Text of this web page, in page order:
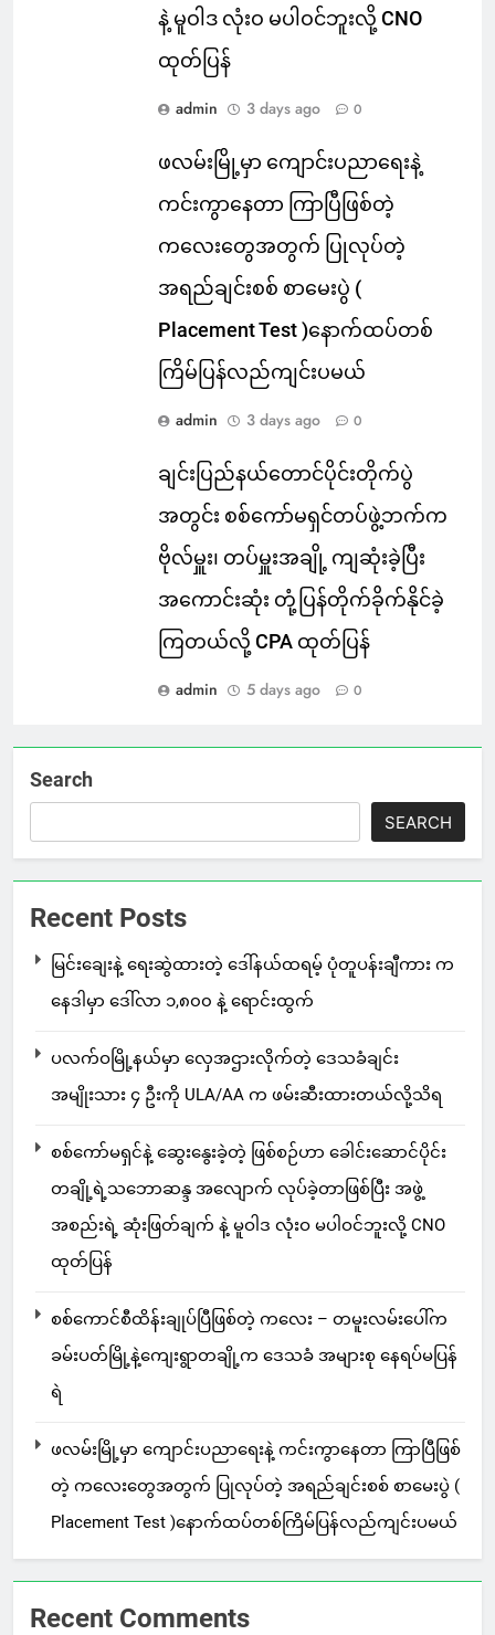
နဲ့ မူဝါဒ လုံးဝ မပါဝင်ဘူးလို့ CNO
ထုတ်ပြန်
admin 3 days ago 0
ဖလမ်းမြို့မှာ ကျောင်းပညာရေးနဲ့
ကင်းကွာနေတာ ကြာပြီဖြစ်တဲ့
ကလေးတွေအတွက် ပြုလုပ်တဲ့
အရည်ချင်းစစ် စာမေးပွဲ (
Placement Test )နောက်ထပ်တစ်
ကြိမ်ပြန်လည်ကျင်းပမယ်
admin 3 days ago 0
ချင်းပြည်နယ်တောင်ပိုင်းတိုက်ပွဲ
အတွင်း စစ်ကော်မရှင်တပ်ဖွဲ့ဘက်က
ဗိုလ်မှူး၊ တပ်မှူးအချို့ ကျဆုံးခဲ့ပြီး
အကောင်းဆုံး တုံ့ပြန်တိုက်ခိုက်နိုင်ခဲ့
ကြတယ်လို့ CPA ထုတ်ပြန်
admin 5 days ago 0
Search
SEARCH
Recent Posts
မြင်းချေးနဲ့ ရေးဆွဲထားတဲ့ ဒေါ်နယ်ထရမ့် ပုံတူပန်းချီကား က
နေဒါမှာ ဒေါ်လာ ၁,၈၀၀ နဲ့ ရောင်းထွက်
ပလက်ဝမြို့နယ်မှာ လှေအဌားလိုက်တဲ့ ဒေသခံချင်း
အမျိုးသား ၄ ဦးကို ULA/AA က ဖမ်းဆီးထားတယ်လို့သိရ
စစ်ကော်မရှင်နဲ့ ဆွေးနွေးခဲ့တဲ့ ဖြစ်စဉ်ဟာ ခေါင်းဆောင်ပိုင်း
တချို့ရဲ့သဘောဆန္ဒ အလျောက် လုပ်ခဲ့တာဖြစ်ပြီး အဖွဲ့
အစည်းရဲ့ ဆုံးဖြတ်ချက် နဲ့ မူဝါဒ လုံးဝ မပါဝင်ဘူးလို့ CNO
ထုတ်ပြန်
စစ်ကောင်စီထိန်းချုပ်ပြီဖြစ်တဲ့ ကလေး – တမူးလမ်းပေါ်က
ခမ်းပတ်မြို့နဲ့ကျေးရွာတချို့က ဒေသခံ အများစု နေရပ်မပြန်
ရဲ
ဖလမ်းမြို့မှာ ကျောင်းပညာရေးနဲ့ ကင်းကွာနေတာ ကြာပြီဖြစ်
တဲ့ ကလေးတွေအတွက် ပြုလုပ်တဲ့ အရည်ချင်းစစ် စာမေးပွဲ (
Placement Test )နောက်ထပ်တစ်ကြိမ်ပြန်လည်ကျင်းပမယ်
Recent Comments